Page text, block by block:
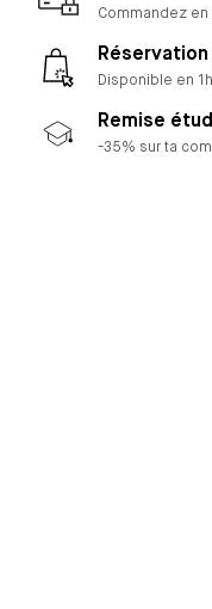
Commandez
Disponible en
Remise
-35% sur ta